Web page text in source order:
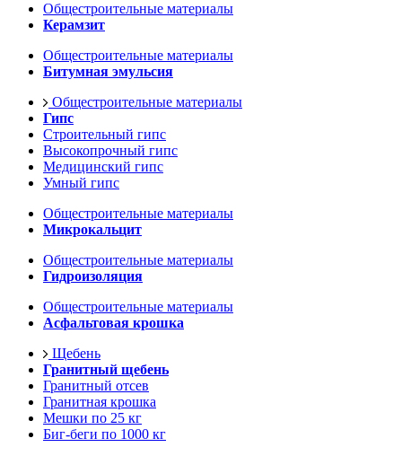
Общестроительные материалы
Керамзит
Общестроительные материалы
Битумная эмульсия
Общестроительные материалы
Гипс
Строительный гипс
Высокопрочный гипс
Медицинский гипс
Умный гипс
Общестроительные материалы
Микрокальцит
Общестроительные материалы
Гидроизоляция
Общестроительные материалы
Асфальтовая крошка
Щебень
Гранитный щебень
Гранитный отсев
Гранитная крошка
Мешки по 25 кг
Биг-беги по 1000 кг